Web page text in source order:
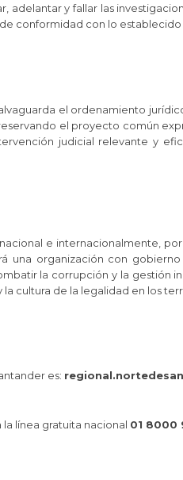
adelantar y fallar las
conformidad con lo establecido
el ordenamiento
el proyecto común
judicial relevante y
e internacionalmente,
una organización con
la corrupción y la gestión
cultura de la legalidad en los
es:​
línea gratuita nacional 01 8000